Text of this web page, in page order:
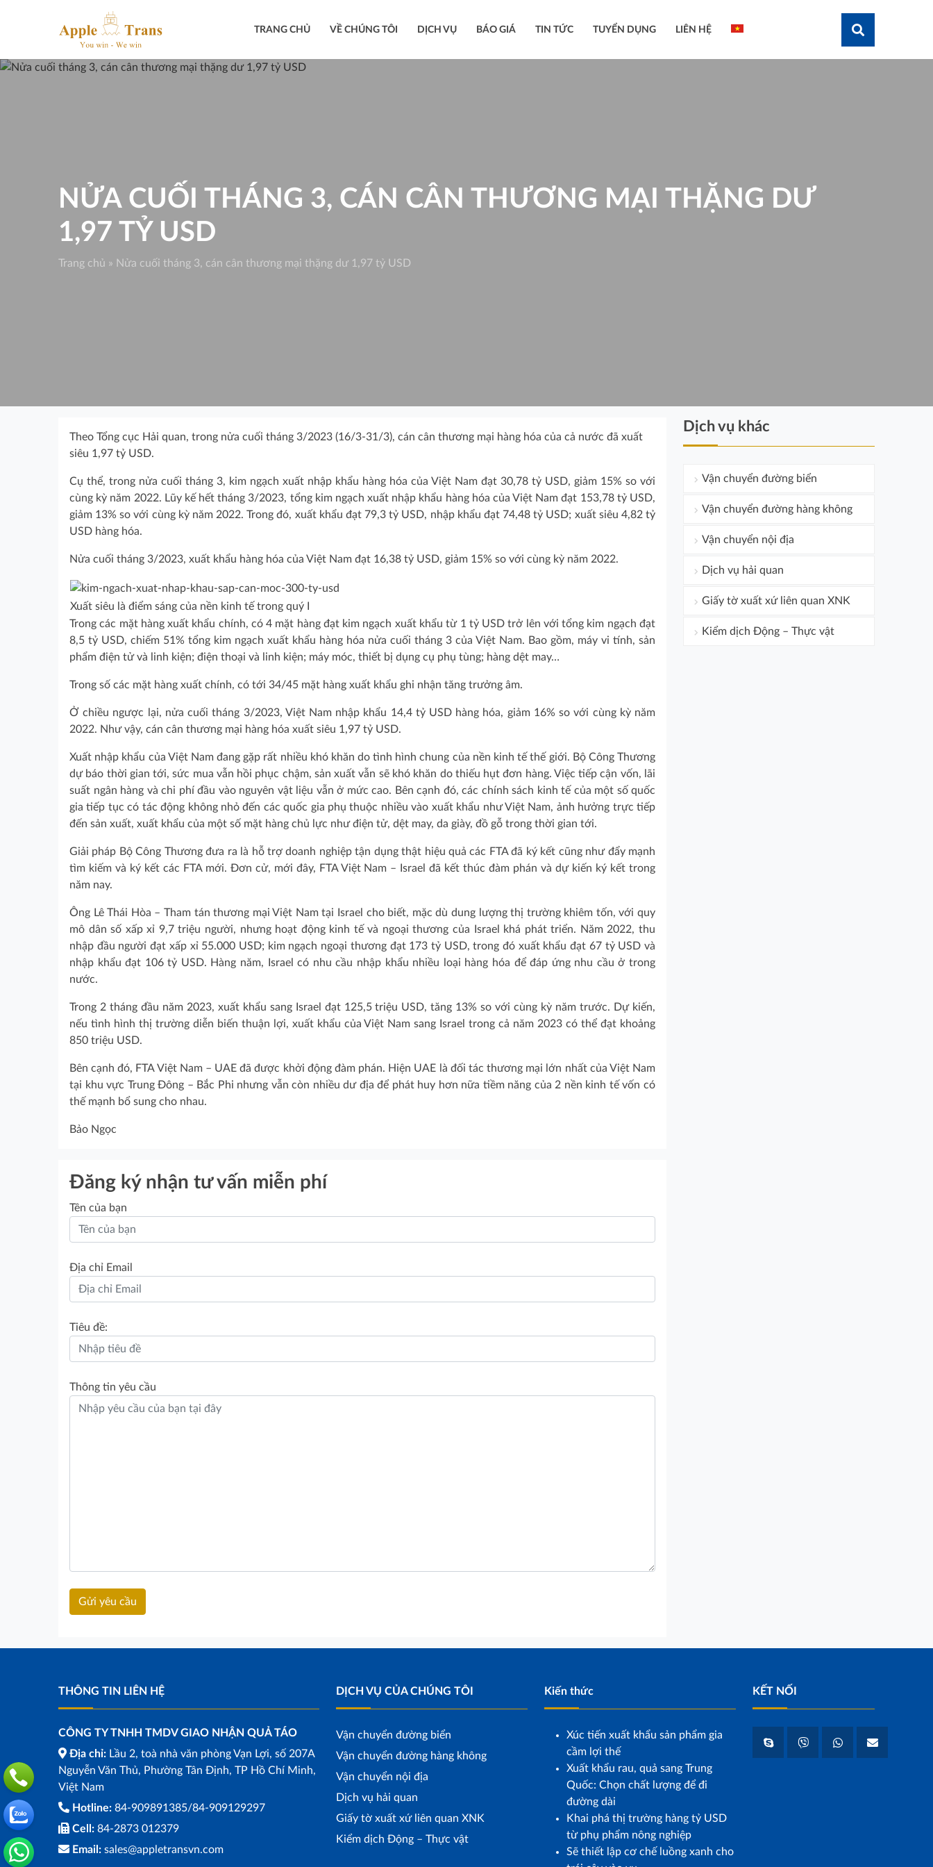
TRANG CHỦ VỀ CHÚNG TÔI DỊCH VỤ BÁO GIÁ TIN TỨC TUYỂN DỤNG LIÊN HỆ
NỬA CUỐI THÁNG 3, CÁN CÂN THƯƠNG MẠI THẶNG DƯ
1,97 TỶ USD
Trang chủ » Nửa cuối tháng 3, cán cân thương mại thặng dư 1,97 tỷ USD
Theo Tổng cục Hải quan, trong nửa cuối tháng 3/2023 (16/3-31/3), cán cân thương mại hàng hóa của cả nước đã xuất
siêu 1,97 tỷ USD.
Cụ thể, trong nửa cuối tháng 3, kim ngạch xuất nhập khẩu hàng hóa của Việt Nam đạt 30,78 tỷ USD, giảm 15% so với
cùng kỳ năm 2022. Lũy kế hết tháng 3/2023, tổng kim ngạch xuất nhập khẩu hàng hóa của Việt Nam đạt 153,78 tỷ USD,
giảm 13% so với cùng kỳ năm 2022. Trong đó, xuất khẩu đạt 79,3 tỷ USD, nhập khẩu đạt 74,48 tỷ USD; xuất siêu 4,82 tỷ
USD hàng hóa.
Nửa cuối tháng 3/2023, xuất khẩu hàng hóa của Việt Nam đạt 16,38 tỷ USD, giảm 15% so với cùng kỳ năm 2022.
Xuất siêu là điểm sáng của nền kinh tế trong quý I
Trong các mặt hàng xuất khẩu chính, có 4 mặt hàng đạt kim ngạch xuất khẩu từ 1 tỷ USD trở lên với tổng kim ngạch đạt
8,5 tỷ USD, chiếm 51% tổng kim ngạch xuất khẩu hàng hóa nửa cuối tháng 3 của Việt Nam. Bao gồm, máy vi tính, sản
phẩm điện tử và linh kiện; điện thoại và linh kiện; máy móc, thiết bị dụng cụ phụ tùng; hàng dệt may…
Trong số các mặt hàng xuất chính, có tới 34/45 mặt hàng xuất khẩu ghi nhận tăng trưởng âm.
Ở chiều ngược lại, nửa cuối tháng 3/2023, Việt Nam nhập khẩu 14,4 tỷ USD hàng hóa, giảm 16% so với cùng kỳ năm
2022. Như vậy, cán cân thương mại hàng hóa xuất siêu 1,97 tỷ USD.
Xuất nhập khẩu của Việt Nam đang gặp rất nhiều khó khăn do tình hình chung của nền kinh tế thế giới. Bộ Công Thương
dự báo thời gian tới, sức mua vẫn hồi phục chậm, sản xuất vẫn sẽ khó khăn do thiếu hụt đơn hàng. Việc tiếp cận vốn, lãi
suất ngân hàng và chi phí đầu vào nguyên vật liệu vẫn ở mức cao. Bên cạnh đó, các chính sách kinh tế của một số quốc
gia tiếp tục có tác động không nhỏ đến các quốc gia phụ thuộc nhiều vào xuất khẩu như Việt Nam, ảnh hưởng trực tiếp
đến sản xuất, xuất khẩu của một số mặt hàng chủ lực như điện tử, dệt may, da giày, đồ gỗ trong thời gian tới.
Giải pháp Bộ Công Thương đưa ra là hỗ trợ doanh nghiệp tận dụng thật hiệu quả các FTA đã ký kết cũng như đẩy mạnh
tìm kiếm và ký kết các FTA mới. Đơn cử, mới đây, FTA Việt Nam – Israel đã kết thúc đàm phán và dự kiến ký kết trong
năm nay.
Ông Lê Thái Hòa – Tham tán thương mại Việt Nam tại Israel cho biết, mặc dù dung lượng thị trường khiêm tốn, với quy
mô dân số xấp xỉ 9,7 triệu người, nhưng hoạt động kinh tế và ngoại thương của Israel khá phát triển. Năm 2022, thu
nhập đầu người đạt xấp xỉ 55.000 USD; kim ngạch ngoại thương đạt 173 tỷ USD, trong đó xuất khẩu đạt 67 tỷ USD và
nhập khẩu đạt 106 tỷ USD. Hàng năm, Israel có nhu cầu nhập khẩu nhiều loại hàng hóa để đáp ứng nhu cầu ở trong
nước.
Trong 2 tháng đầu năm 2023, xuất khẩu sang Israel đạt 125,5 triệu USD, tăng 13% so với cùng kỳ năm trước. Dự kiến,
nếu tình hình thị trường diễn biến thuận lợi, xuất khẩu của Việt Nam sang Israel trong cả năm 2023 có thể đạt khoảng
850 triệu USD.
Bên cạnh đó, FTA Việt Nam – UAE đã được khởi động đàm phán. Hiện UAE là đối tác thương mại lớn nhất của Việt Nam
tại khu vực Trung Đông – Bắc Phi nhưng vẫn còn nhiều dư địa để phát huy hơn nữa tiềm năng của 2 nền kinh tế vốn có
thế mạnh bổ sung cho nhau.
Bảo Ngọc
Đăng ký nhận tư vấn miễn phí
Tên của bạn
Địa chỉ Email
Tiêu đề:
Thông tin yêu cầu
Dịch vụ khác
Vận chuyển đường biển
Vận chuyển đường hàng không
Vận chuyển nội địa
Dịch vụ hải quan
Giấy tờ xuất xứ liên quan XNK
Kiểm dịch Động – Thực vật
THÔNG TIN LIÊN HỆ
CÔNG TY TNHH TMDV GIAO NHẬN QUẢ TÁO
Địa chỉ: Lầu 2, toà nhà văn phòng Vạn Lợi, số 207A
Nguyễn Văn Thủ, Phường Tân Định, TP Hồ Chí Minh,
Việt Nam
Hotline: 84-909891385/84-909129297
Cell: 84-2873 012379
Email: sales@appletransvn.com
DỊCH VỤ CỦA CHÚNG TÔI
Vận chuyển đường biển
Vận chuyển đường hàng không
Vận chuyển nội địa
Dịch vụ hải quan
Giấy tờ xuất xứ liên quan XNK
Kiểm dịch Động – Thực vật
Kiến thức
Xúc tiến xuất khẩu sản phẩm gia
cầm lợi thế
Xuất khẩu rau, quả sang Trung
Quốc: Chọn chất lượng để đi
đường dài
Khai phá thị trường hàng tỷ USD
từ phụ phẩm nông nghiệp
Sẽ thiết lập cơ chế luồng xanh cho
KẾT NỐI